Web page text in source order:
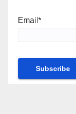
Email*